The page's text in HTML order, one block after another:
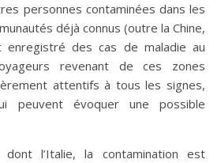
personnes contaminées dans les
déjà connus (outre la Chine,
des cas de maladie au
revenant de ces zones
attentifs à tous les signes,
peuvent évoquer une possible
l’Italie, la contamination est